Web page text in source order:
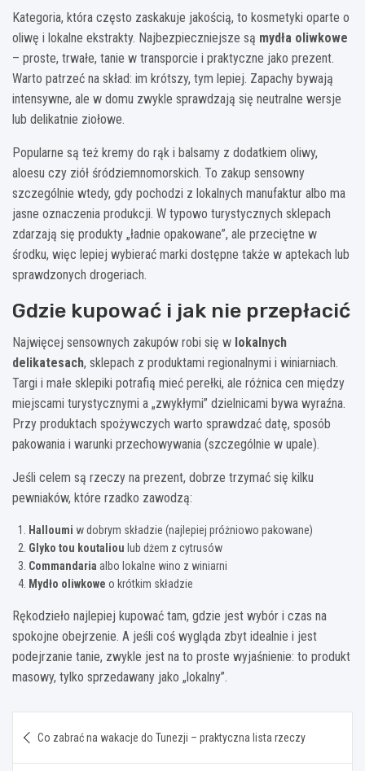
Kategoria, która często zaskakuje jakością, to kosmetyki oparte o
oliwę i lokalne ekstrakty. Najbezpieczniejsze są mydła oliwkowe
– proste, trwałe, tanie w transporcie i praktyczne jako prezent.
Warto patrzeć na skład: im krótszy, tym lepiej. Zapachy bywają
intensywne, ale w domu zwykle sprawdzają się neutralne wersje
lub delikatnie ziołowe.
Popularne są też kremy do rąk i balsamy z dodatkiem oliwy,
aloesu czy ziół śródziemnomorskich. To zakup sensowny
szczególnie wtedy, gdy pochodzi z lokalnych manufaktur albo ma
jasne oznaczenia produkcji. W typowo turystycznych sklepach
zdarzają się produkty „ładnie opakowane”, ale przeciętne w
środku, więc lepiej wybierać marki dostępne także w aptekach lub
sprawdzonych drogeriach.
Gdzie kupować i jak nie przepłacić
Najwięcej sensownych zakupów robi się w lokalnych
delikatesach, sklepach z produktami regionalnymi i winiarniach.
Targi i małe sklepiki potrafią mieć perełki, ale różnica cen między
miejscami turystycznymi a „zwykłymi” dzielnicami bywa wyraźna.
Przy produktach spożywczych warto sprawdzać datę, sposób
pakowania i warunki przechowywania (szczególnie w upale).
Jeśli celem są rzeczy na prezent, dobrze trzymać się kilku
pewniaków, które rzadko zawodzą:
Halloumi w dobrym składzie (najlepiej próżniowo pakowane)
Glyko tou koutaliou lub dżem z cytrusów
Commandaria albo lokalne wino z winiarni
Mydło oliwkowe o krótkim składzie
Rękodzieło najlepiej kupować tam, gdzie jest wybór i czas na
spokojne obejrzenie. A jeśli coś wygląda zbyt idealnie i jest
podejrzanie tanie, zwykle jest na to proste wyjaśnienie: to produkt
masowy, tylko sprzedawany jako „lokalny”.
wpisu
Co zabrać na wakacje do Tunezji – praktyczna lista rzeczy